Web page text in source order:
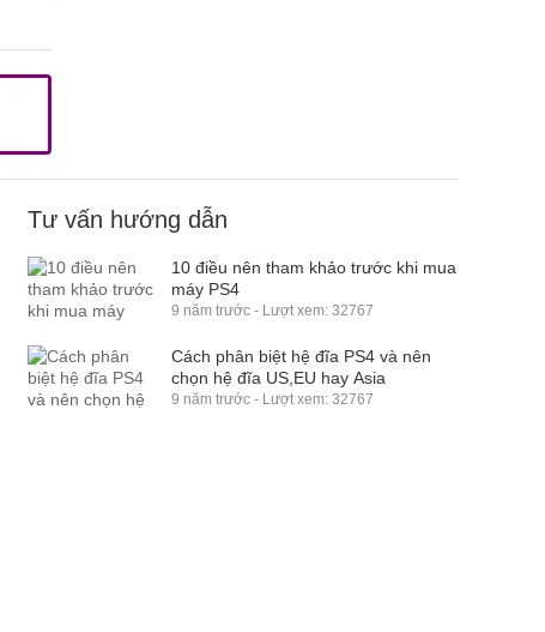
Tư vấn hướng dẫn
10 điều nên tham khảo trước khi mua
máy PS4
9 năm trước - Lượt xem: 32767
Cách phân biệt hệ đĩa PS4 và nên
chọn hệ đĩa US,EU hay Asia
9 năm trước - Lượt xem: 32767